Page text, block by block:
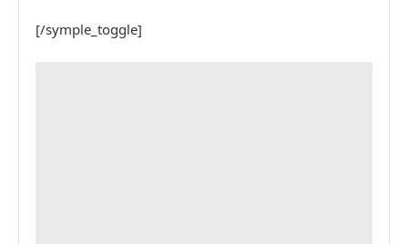
[/symple_toggle]